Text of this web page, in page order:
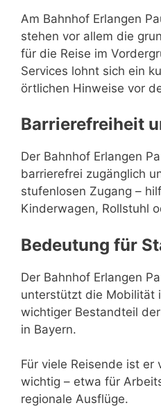
Am Bahnhof Erlangen
stehen vor allem die
für die Reise im
Services lohnt sich ein
örtlichen Hinweise vor
Barrierefreiheit
Der Bahnhof Erlangen
barrierefrei zugänglich
stufenlosen Zugang –
Kinderwagen, Rollstuhl
Bedeutung für
Der Bahnhof Erlangen
unterstützt die Mobilität
wichtiger Bestandteil
in Bayern.
Für viele Reisende ist er
wichtig – etwa für
regionale Ausflüge.